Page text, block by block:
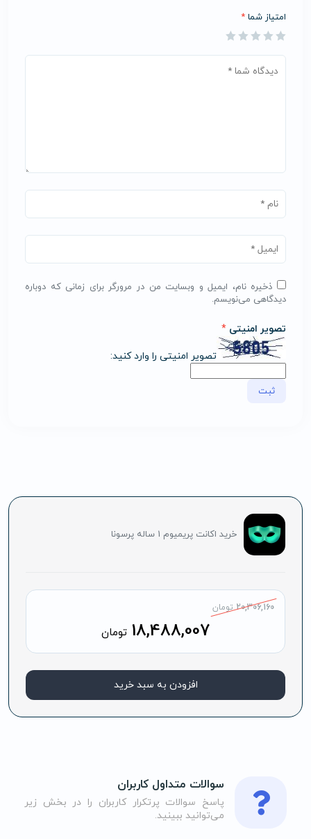
امتیاز شما *
ذخیره نام، ایمیل و وبسایت من در مرورگر برای زمانی که دوباره
دیدگاهی می‌نویسم.
تصویر امنیتی *
تصویر امنیتی را وارد کنید:
خرید اکانت پریمیوم 1 ساله پرسونا
20,306,160 تومان
18,488,007 تومان
افزودن به سبد خرید
سوالات متداول کاربران
پاسخ سوالات پرتکرار کاربران را در بخش زیر
می‌توانید ببینید.